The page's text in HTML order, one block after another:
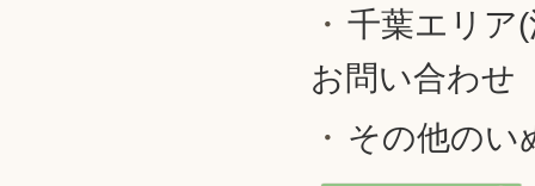
千葉エリア
お問い合わ
その他の